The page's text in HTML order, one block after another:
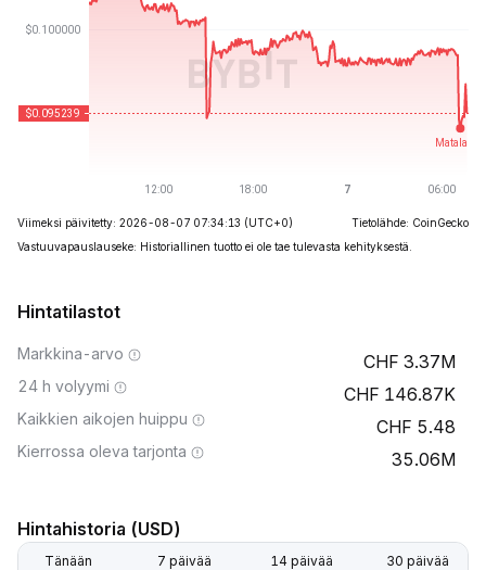
Viimeksi päivitetty: 2026-08-07 07:34:13 (UTC+0)
Tietolähde: CoinGecko
Vastuuvapauslauseke: Historiallinen tuotto ei ole tae tulevasta kehityksestä.
Hintatilastot
Markkina-arvo 3.37M
24 h volyymi 146.87K
Kaikkien aikojen huippu 5.48
Kierrossa oleva tarjonta 35.06M
Hintahistoria (USD)
Tänään 7 päivää 14 päivää 30 päivää